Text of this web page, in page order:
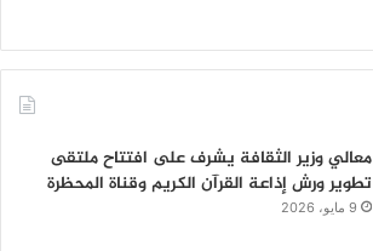
معالي وزير الثقافة يشرف على افتتاح ملتقى
تطوير ورش إذاعة القرآن الكريم وقناة المحظرة
9 مايو، 2026